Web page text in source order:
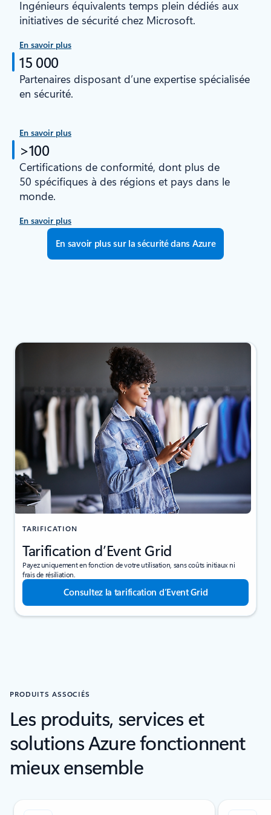
Ingénieurs équivalents temps plein dédiés aux
initiatives de sécurité chez Microsoft.
En savoir plus
15 000
Partenaires disposant d’une expertise spécialisée
en sécurité.
En savoir plus
>100
Certifications de conformité, dont plus de
50 spécifiques à des régions et pays dans le
monde.
En savoir plus
En savoir plus sur la sécurité dans Azure
TARIFICATION
Tarification d’Event Grid
Payez uniquement en fonction de votre utilisation, sans coûts initiaux ni
frais de résiliation.
Consultez la tarification d’Event Grid
PRODUITS ASSOCIÉS
Les produits, services et
solutions Azure fonctionnent
mieux ensemble
Texte du lecteur d’écran de défilement pour une seule diapositive